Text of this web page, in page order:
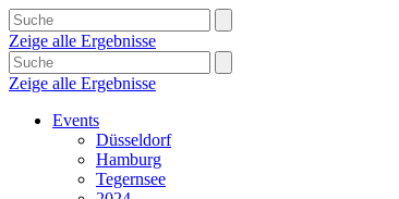
Zeige alle Ergebnisse
Zeige alle Ergebnisse
Events
Düsseldorf
Hamburg
Tegernsee